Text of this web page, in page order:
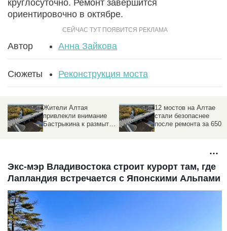
круглосуточно. Ремонт завершится
ориентировочно в октябре.
Автор Анна Зайкова
Сюжеты Реконструкция моста
Жители Алтая
привлекли внимание
Бастрыкина к размытой
12 мостов на Алтае
стали безопаснее
после ремонта за 650
Экс-мэр Владивостока строит курорт там, где
Лапландия встречается с Японскими Альпами